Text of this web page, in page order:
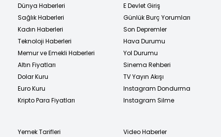
Dünya Haberleri
Sağlık Haberleri
Kadın Haberleri
Teknoloji Haberleri
Memur ve Emekli Haberleri
Altın Fiyatları
Dolar Kuru
Euro Kuru
Kripto Para Fiyatları
E Devlet Giriş
Günlük Burç Yorumları
Son Depremler
Hava Durumu
Yol Durumu
Sinema Rehberi
TV Yayın Akışı
Instagram Dondurma
Instagram Silme
Yemek Tarifleri
Video Haberler